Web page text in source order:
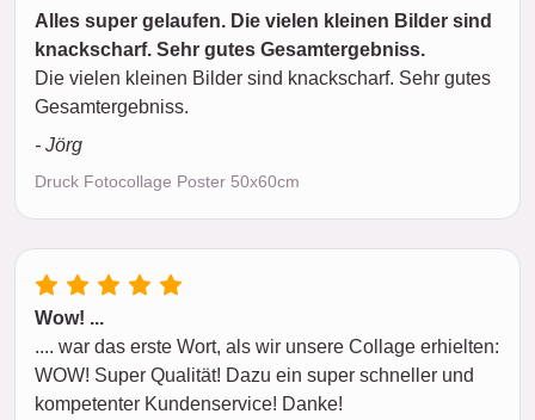
Alles super gelaufen. Die vielen kleinen Bilder sind
knackscharf. Sehr gutes Gesamtergebniss.
Die vielen kleinen Bilder sind knackscharf. Sehr gutes
Gesamtergebniss.
- Jörg
Druck Fotocollage Poster 50x60cm
Wow! ...
.... war das erste Wort, als wir unsere Collage erhielten:
WOW! Super Qualität! Dazu ein super schneller und
kompetenter Kundenservice! Danke!